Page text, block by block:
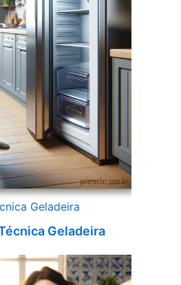
Geladeira
Geladeira